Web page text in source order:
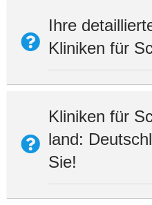
Ihre
Kliniken für
Kliniken für
land:
Sie!